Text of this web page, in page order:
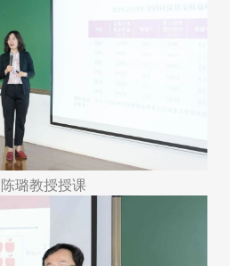
陈璐教授授课